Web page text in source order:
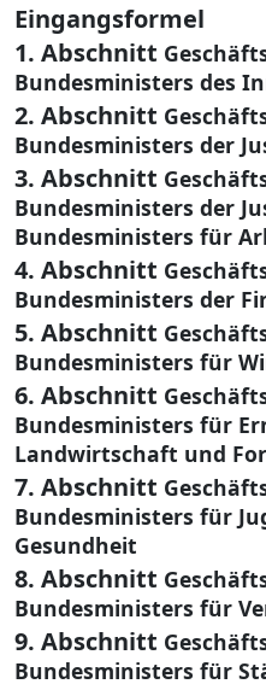
Eingangsformel
1. Abschnitt
Bundesministers des
2. Abschnitt
Bundesministers der
3. Abschnitt
Bundesministers der
Bundesministers für
4. Abschnitt
Bundesministers der
5. Abschnitt
Bundesministers für
6. Abschnitt
Bundesministers für
Landwirtschaft und
7. Abschnitt
Bundesministers für
Gesundheit
8. Abschnitt
Bundesministers für
9. Abschnitt
Bundesministers für